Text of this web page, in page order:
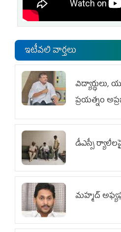
ఇటీవలి వార్తలు
విద్యార్థులు,
ప్రయత్నం
డీఎస్సీ
మహ్మద్‌